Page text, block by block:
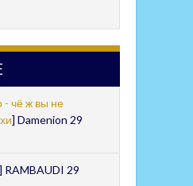
- чё ж вы не
] Damenion 29
] RAMBAUDI 29